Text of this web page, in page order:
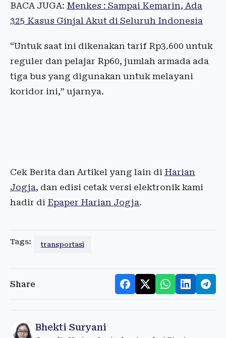
BACA JUGA: Menkes : Sampai Kemarin, Ada
325 Kasus Ginjal Akut di Seluruh Indonesia
“Untuk saat ini dikenakan tarif Rp3.600 untuk
reguler dan pelajar Rp60, jumlah armada ada
tiga bus yang digunakan untuk melayani
koridor ini,” ujarnya.
Cek Berita dan Artikel yang lain di Harian
Jogja, dan edisi cetak versi elektronik kami
hadir di Epaper Harian Jogja.
Tags: transportasi
Share
Bhekti Suryani